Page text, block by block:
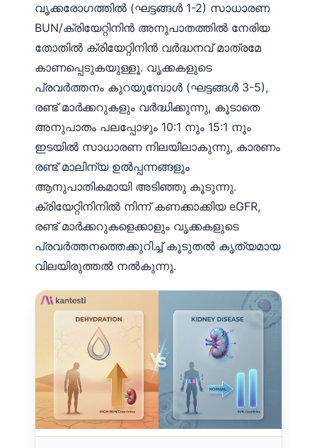
വൃക്കരോഗത്തിൽ (ഘട്ടങ്ങൾ 1-2) സാധാരണ
BUN/ക്രിയേറ്റിനിൻ അനുപാതത്തിൽ നേരിയ
തോതിൽ ക്രിയേറ്റിനിൻ വർദ്ധനവ് മാത്രമേ
കാണപ്പെടുകയുള്ളൂ. വൃക്കകളുടെ
പ്രവർത്തനം കുറയുമ്പോൾ (ഘട്ടങ്ങൾ 3-5),
രണ്ട് മാർക്കറുകളും വർദ്ധിക്കുന്നു, കൂടാതെ
അനുപാതം പലപ്പോഴും 10:1 നും 15:1 നും
ഇടയിൽ സാധാരണ നിലയിലാകുന്നു, കാരണം
രണ്ട് മാലിന്യ ഉൽപ്പന്നങ്ങളും
ആനുപാതികമായി അടിഞ്ഞു കൂടുന്നു.
ക്രിയേറ്റിനിനിൽ നിന്ന് കണക്കാക്കിയ eGFR,
രണ്ട് മാർക്കറുകളെക്കാളും വൃക്കകളുടെ
പ്രവർത്തനത്തെക്കുറിച്ച് കൂടുതൽ കൃത്യമായ
വിലയിരുത്തൽ നൽകുന്നു.
Cebuano
ئۇيغۇرچە
Кыргызча
Татар теле
Беларуская мова
Esperanto
Frysk
Ślōnskŏ gŏdka
Norsk bokmål